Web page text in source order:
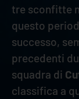
tre sconfitte
questo
successo,
precedenti
squadra di
classifica a